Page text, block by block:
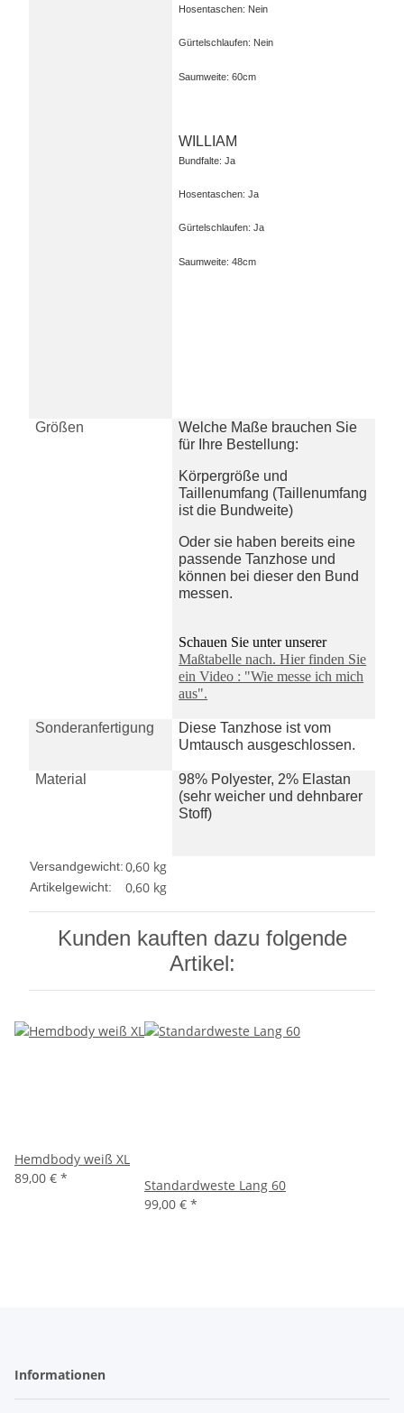
Hosentaschen: Nein
Gürtelschlaufen: Nein
Saumweite: 60cm
WILLIAM
Bundfalte: Ja
Hosentaschen: Ja
Gürtelschlaufen: Ja
Saumweite: 48cm
Größen
Welche Maße brauchen Sie
für Ihre Bestellung:
Körpergröße und
Taillenumfang (Taillenumfang
ist die Bundweite)
Oder sie haben bereits eine
passende Tanzhose und
können bei dieser den Bund
messen.
Schauen Sie unter unserer
Maßtabelle nach. Hier finden Sie
ein Video : "Wie messe ich mich
aus".
Sonderanfertigung
Diese Tanzhose ist vom
Umtausch ausgeschlossen.
Material
98% Polyester, 2% Elastan
(sehr weicher und dehnbarer
Stoff)
Versandgewicht:0,60 kg
Artikelgewicht: 0,60 kg
Kunden kauften dazu folgende
Artikel:
Hemdbody weiß XL
89,00 € *
Standardweste Lang 60
99,00 € *
Informationen